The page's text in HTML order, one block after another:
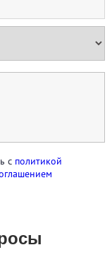
с политикой